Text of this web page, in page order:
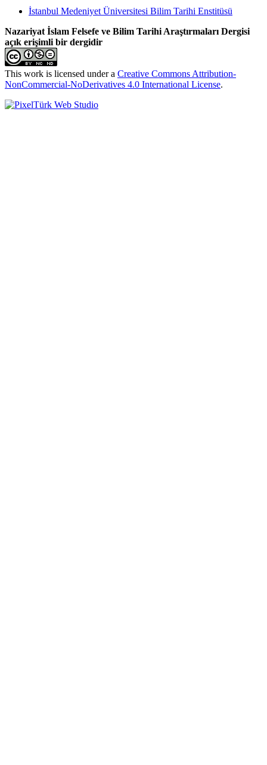
İstanbul Medeniyet Üniversitesi Bilim Tarihi Enstitüsü
Nazariyat İslam Felsefe ve Bilim Tarihi Araştırmaları Dergisi
açık erişimli bir dergidir
This work is licensed under a Creative Commons Attribution-
NonCommercial-NoDerivatives 4.0 International License.